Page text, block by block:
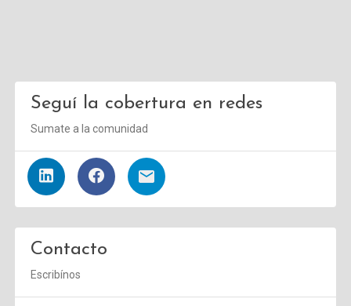
Seguí la cobertura en redes
Sumate a la comunidad
Contacto
Escribínos